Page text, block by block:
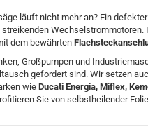
läuft nicht mehr an? Ein
Wechselstrommotoren.
dem bewährten
Großpumpen und
gefordert sind. Wir setzen
wie Ducati Energia, Miflex,
Sie von selbstheilender